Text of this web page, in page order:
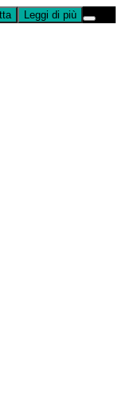
Leggi di più